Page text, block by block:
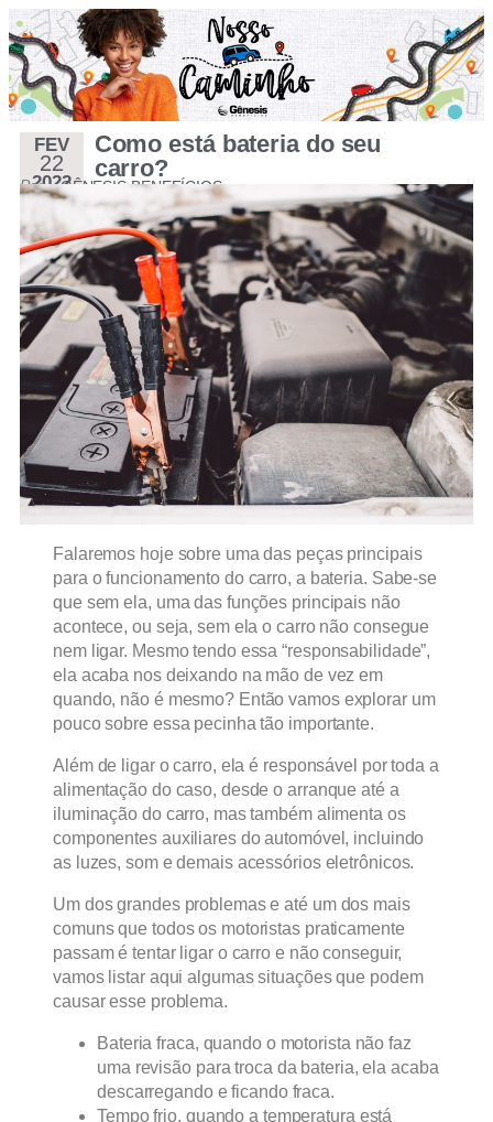
FEV
22
2022
Como está bateria do seu
carro?
Por GÊNESIS BENEFÍCIOS
Falaremos hoje sobre uma das peças principais
para o funcionamento do carro, a bateria. Sabe-se
que sem ela, uma das funções principais não
acontece, ou seja, sem ela o carro não consegue
nem ligar. Mesmo tendo essa “responsabilidade”,
ela acaba nos deixando na mão de vez em
quando, não é mesmo? Então vamos explorar um
pouco sobre essa pecinha tão importante.
Além de ligar o carro, ela é responsável por toda a
alimentação do caso, desde o arranque até a
iluminação do carro, mas também alimenta os
componentes auxiliares do automóvel, incluindo
as luzes, som e demais acessórios eletrônicos.
Um dos grandes problemas e até um dos mais
comuns que todos os motoristas praticamente
passam é tentar ligar o carro e não conseguir,
vamos listar aqui algumas situações que podem
causar esse problema.
Bateria fraca, quando o motorista não faz
uma revisão para troca da bateria, ela acaba
descarregando e ficando fraca.
Tempo frio, quando a temperatura está